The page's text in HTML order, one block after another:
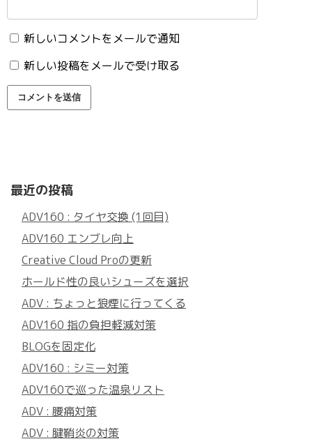
新しいコメントをメールで通知
新しい投稿をメールで受け取る
最近の投稿
ADV160 : タイヤ交換 (1回目)
ADV160 エンブレ向上
Creative Cloud Proの更新
ホールド性の良いシューズを選択
ADV : ちょっと狼煙に行ってくる
ADV160 指の負担軽減対策
BLOGを固定化
ADV160 : シミー対策
ADV160で巡った温泉リスト
ADV : 腰痛対策
ADV : 腱鞘炎の対策